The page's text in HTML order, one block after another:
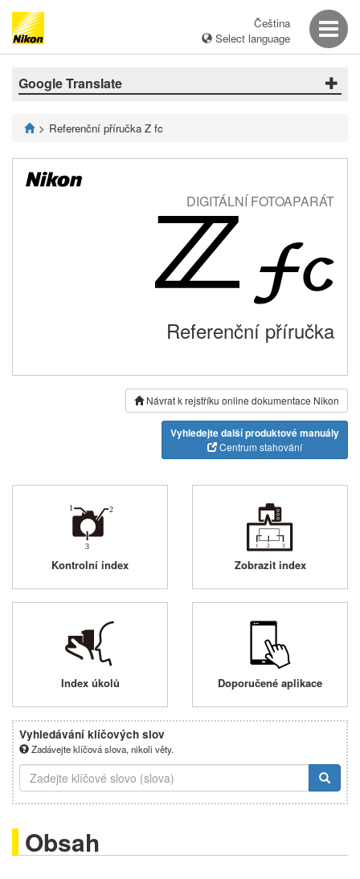
Čeština
Select language
Google Translate
Referenční příručka Z fc
DIGITÁLNÍ FOTOAPARÁT
Referenční příručka
Návrat k rejstříku online dokumentace Nikon
Vyhledejte další produktové manuály
Centrum stahování
Kontrolní index Zobrazit index
Index úkolů Doporučené aplikace
Vyhledávání klíčových slov
Zadávejte klíčová slova, nikoli věty.
Obsah